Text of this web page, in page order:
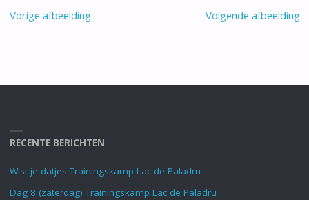
Vorige afbeelding Volgende afbeelding
RECENTE BERICHTEN
Wist-je-datjes Trainingskamp Lac de Paladru
Dag 8 (zaterdag) Trainingskamp Lac de Paladru